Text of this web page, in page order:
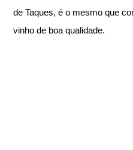
de Taques, é o mesmo que
vinho de boa qualidade.